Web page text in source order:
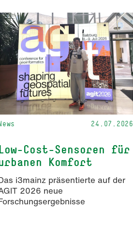
24.07.2026
Low-Cost-Sensoren für
Komfort
i3mainz präsentierte auf der
2026 neue